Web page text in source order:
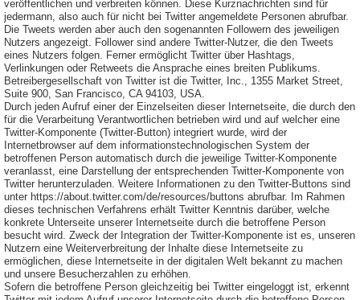
veröffentlichen und verbreiten können. Diese Kurznachrichten sind für
jedermann, also auch für nicht bei Twitter angemeldete Personen abrufbar.
Die Tweets werden aber auch den sogenannten Followern des jeweiligen
Nutzers angezeigt. Follower sind andere Twitter-Nutzer, die den Tweets
eines Nutzers folgen. Ferner ermöglicht Twitter über Hashtags,
Verlinkungen oder Retweets die Ansprache eines breiten Publikums.
Betreibergesellschaft von Twitter ist die Twitter, Inc., 1355 Market Street,
Suite 900, San Francisco, CA 94103, USA.
Durch jeden Aufruf einer der Einzelseiten dieser Internetseite, die durch den
für die Verarbeitung Verantwortlichen betrieben wird und auf welcher eine
Twitter-Komponente (Twitter-Button) integriert wurde, wird der
Internetbrowser auf dem informationstechnologischen System der
betroffenen Person automatisch durch die jeweilige Twitter-Komponente
veranlasst, eine Darstellung der entsprechenden Twitter-Komponente von
Twitter herunterzuladen. Weitere Informationen zu den Twitter-Buttons sind
unter https://about.twitter.com/de/resources/buttons abrufbar. Im Rahmen
dieses technischen Verfahrens erhält Twitter Kenntnis darüber, welche
konkrete Unterseite unserer Internetseite durch die betroffene Person
besucht wird. Zweck der Integration der Twitter-Komponente ist es, unseren
Nutzern eine Weiterverbreitung der Inhalte diese Internetseite zu
ermöglichen, diese Internetseite in der digitalen Welt bekannt zu machen
und unsere Besucherzahlen zu erhöhen.
Sofern die betroffene Person gleichzeitig bei Twitter eingeloggt ist, erkennt